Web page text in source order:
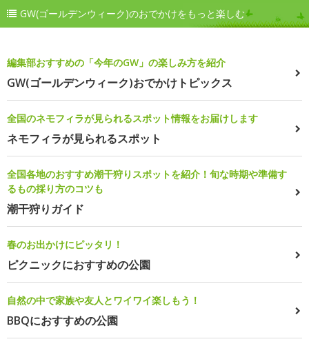
GW(ゴールデンウィーク)のおでかけをもっと楽しむ
編集部おすすめの「今年のGW」の楽しみ方を紹介
GW(ゴールデンウィーク)おでかけトピックス
全国のネモフィラが見られるスポット情報をお届けします
ネモフィラが見られるスポット
全国各地のおすすめ潮干狩りスポットを紹介！旬な時期や準備す
るもの採り方のコツも
潮干狩りガイド
春のお出かけにピッタリ！
ピクニックにおすすめの公園
自然の中で家族や友人とワイワイ楽しもう！
BBQにおすすめの公園